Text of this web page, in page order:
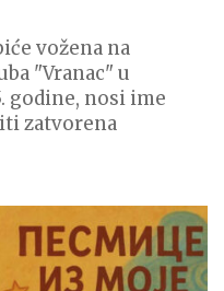
vožena na
"Vranac" u
godine, nosi ime
zatvorena